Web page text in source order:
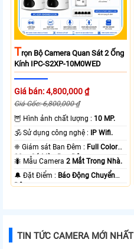
TRọn Bộ Camera Quan Sát 2 Ống
Kính IPC-S2XP-10M0WED
Giá bán: 4,800,000 ₫
Giá Gốc: 6,800,000 ₫
🦉 Hình ảnh chất lượng : 10 MP.
🕉️ Sử dụng công nghệ :
IP Wifi.
❈ Giám sát Ban Đêm : Full Color
20m Có Màu Ban Ðêm.
🐜 Mẫu Camera2 Mắt Trong Nhà.
️🔔 Đặt Điểm : Báo Động Chuyển
Động.
TIN TỨC CAMERA MỚI NHẤT